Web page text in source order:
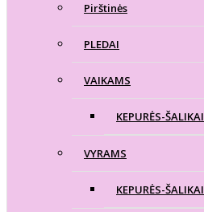
Pirštinės
PLEDAI
VAIKAMS
KEPURĖS-ŠALIKAI
VYRAMS
KEPURĖS-ŠALIKAI